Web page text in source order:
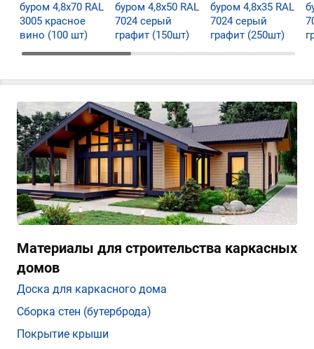
буром 4,8х70 RAL
3005 красное
вино (100 шт)
буром 4,8х50 RAL
7024 серый
графит (150шт)
буром 4,8х35 RAL
7024 серый
графит (250шт)
Материалы для строительства каркасных
домов
Доска для каркасного дома
Сборка стен (бутерброда)
Покрытие крыши